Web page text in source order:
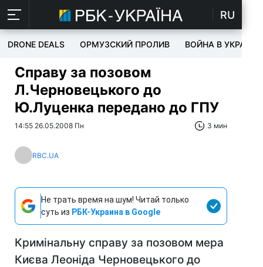
RU
DRONE DEALS ОРМУЗСКИЙ ПРОЛИВ ВОЙНА В УКРАИНЕ
Справу за позовом
Л.Черновецького до
Ю.Луценка передано до ГПУ
14:55 26.05.2008 Пн 3 мин
RBC.UA
Не трать время на шум! Читай только
суть из РБК-Украина в Google
Кримінальну справу за позовом мера
Києва Леоніда Черновецького до